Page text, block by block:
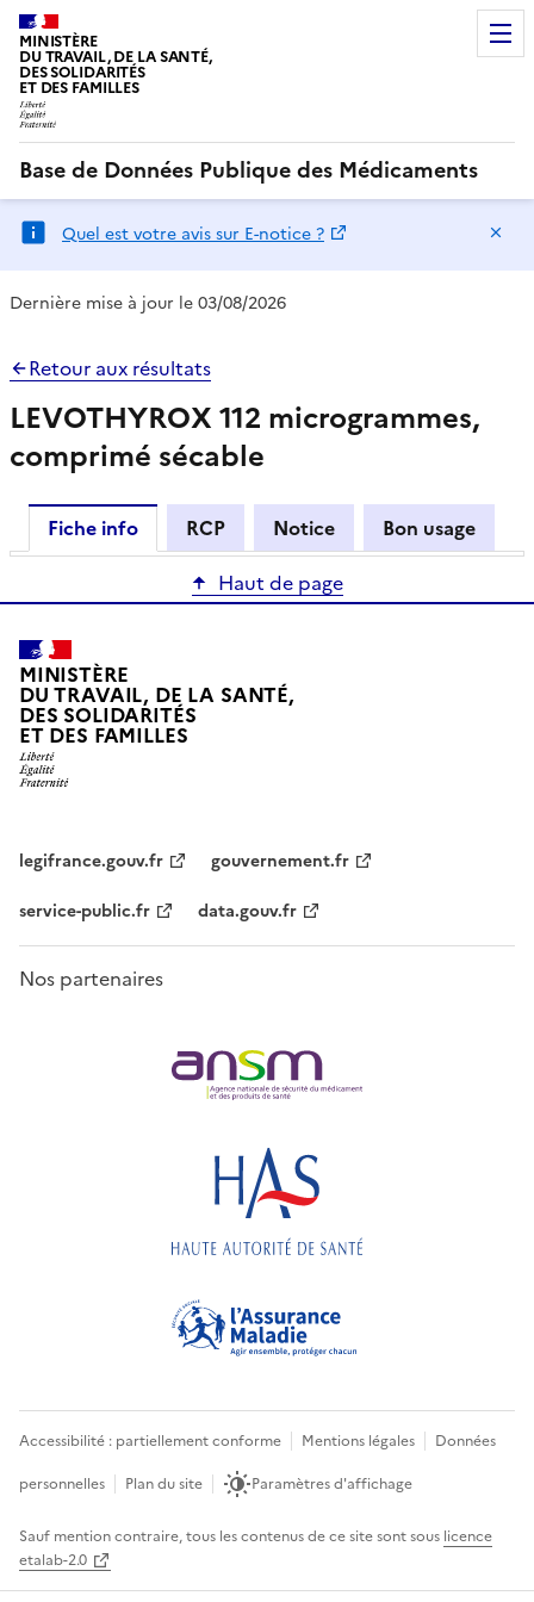
MINISTÈRE
DU TRAVAIL, DE LA SANTÉ,
DES SOLIDARITÉS
ET DES FAMILLES
Base de Données Publique des Médicaments
Quel est votre avis sur E-notice ?
Dernière mise à jour le 03/08/2026
Retour aux résultats
LEVOTHYROX 112 microgrammes,
comprimé sécable
Fiche info RCP Notice
Bon usage
Haut de page
MINISTÈRE
DU TRAVAIL, DE LA SANTÉ,
DES SOLIDARITÉS
ET DES FAMILLES
legifrance.gouv.fr
gouvernement.fr
service-public.fr
data.gouv.fr
Nos partenaires
Accessibilité : partiellement conforme Mentions légales
Données
personnelles
Plan du site Paramètres d'affichage
Sauf mention contraire, tous les contenus de ce site sont sous licence
etalab-2.0